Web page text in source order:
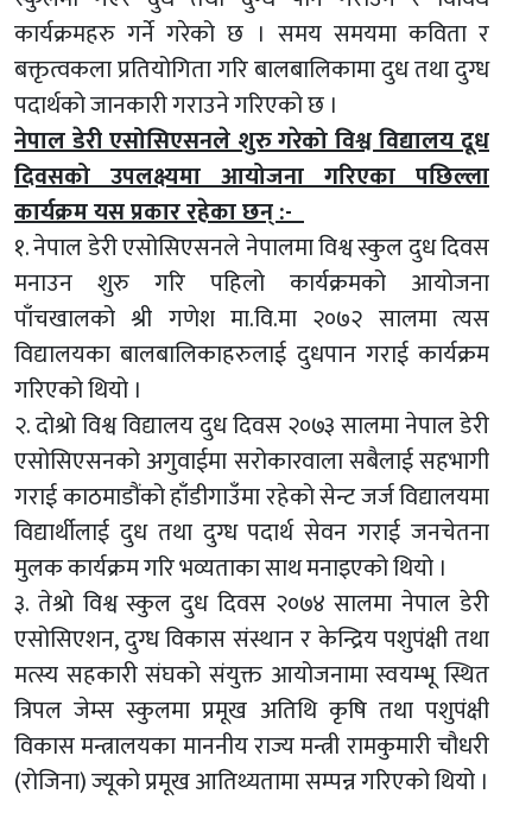
कार्यक्रमहरु गर्ने गरेको छ । समय समयमा कविता र
बक्तृत्वकला प्रतियोगिता गरि बालबालिकामा दुध तथा दुग्ध
पदार्थको जानकारी गराउने गरिएको छ ।
नेपाल डेरी एसोसिएसनले शुरु गरेको विश्व विद्यालय दूध
दिवसको उपलक्ष्यमा आयोजना गरिएका पछिल्ला
कार्यक्रम यस प्रकार रहेका छन् :-
१. नेपाल डेरी एसोसिएसनले नेपालमा विश्व स्कुल दुध दिवस
मनाउन शुरु गरि पहिलो कार्यक्रमको आयोजना
पाँचखालको श्री गणेश मा.वि.मा २०७२ सालमा त्यस
विद्यालयका बालबालिकाहरुलाई दुधपान गराई कार्यक्रम
गरिएको थियो ।
२. दोश्रो विश्व विद्यालय दुध दिवस २०७३ सालमा नेपाल डेरी
एसोसिएसनको अगुवाईमा सरोकारवाला सबैलाई सहभागी
गराई काठमाडौंको हाँडीगाउँमा रहेको सेन्ट जर्ज विद्यालयमा
विद्यार्थीलाई दुध तथा दुग्ध पदार्थ सेवन गराई जनचेतना
मुलक कार्यक्रम गरि भव्यताका साथ मनाइएको थियो ।
३. तेश्रो विश्व स्कुल दुध दिवस २०७४ सालमा नेपाल डेरी
एसोसिएशन, दुग्ध विकास संस्थान र केन्द्रिय पशुपंक्षी तथा
मत्स्य सहकारी संघको संयुक्त आयोजनामा स्वयम्भू स्थित
त्रिपल जेम्स स्कुलमा प्रमूख अतिथि कृषि तथा पशुपंक्षी
विकास मन्त्रालयका माननीय राज्य मन्त्री रामकुमारी चौधरी
(रोजिना) ज्यूको प्रमूख आतिथ्यतामा सम्पन्न गरिएको थियो ।